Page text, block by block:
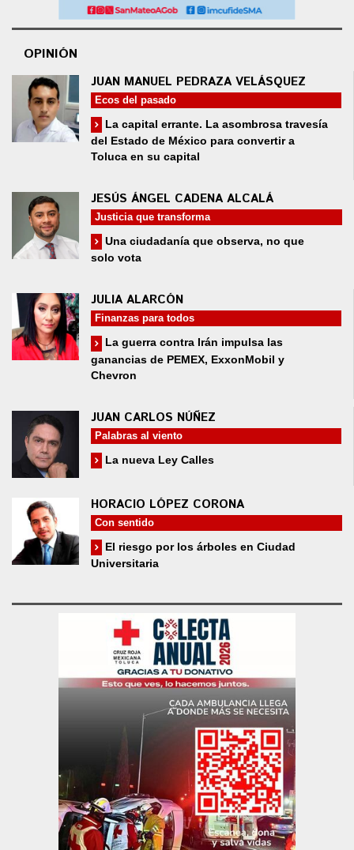
OPINIÓN
JUAN MANUEL PEDRAZA VELÁSQUEZ
Ecos del pasado
La capital errante. La asombrosa travesía
del Estado de México para convertir a
Toluca en su capital
JESÚS ÁNGEL CADENA ALCALÁ
Justicia que transforma
Una ciudadanía que observa, no que
solo vota
JULIA ALARCÓN
Finanzas para todos
La guerra contra Irán impulsa las
ganancias de PEMEX, ExxonMobil y
Chevron
JUAN CARLOS NÚÑEZ
Palabras al viento
La nueva Ley Calles
HORACIO LÓPEZ CORONA
Con sentido
El riesgo por los árboles en Ciudad
Universitaria